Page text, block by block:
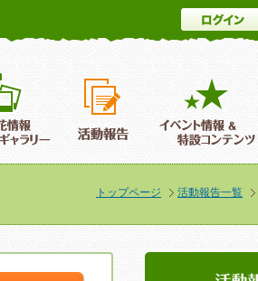
ぱいのまちづくりとは葛飾区開花情報＆フォトギャラリー
トップページ 活動報告一覧